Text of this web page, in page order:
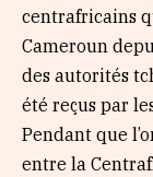
centrafricains
Cameroun
des autorités
été reçus par
Pendant que
entre la